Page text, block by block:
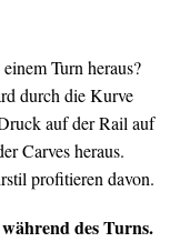
Turn heraus?
durch die Kurve
auf der Rail auf
Carves heraus.
profitieren davon.
des Turns.